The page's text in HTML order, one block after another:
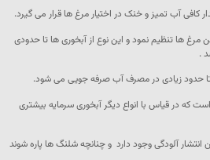
آب تمیز و خنک در اختیار مرغ ها قرار می گیرد.
مرغ ها تنظیم نمود و این نوع از آبخوری ها تا حدودی
.
حدود زیادی در مصرف آب صرفه جویی می شود.
که در قیاس با انواع دیگر آبخوری سرمایه بیشتری
انتشار آلودگی وجود دارد و چنانچه شلنگ ها پاره شوند